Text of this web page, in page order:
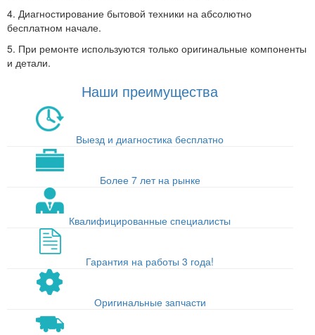
4. Диагностирование бытовой техники на абсолютно
бесплатном начале.
5. При ремонте используются только оригинальные компоненты
и детали.
Наши преимущества
Выезд и диагностика бесплатно
Более 7 лет на рынке
Квалифицированные специалисты
Гарантия на работы 3 года!
Оригинальные запчасти